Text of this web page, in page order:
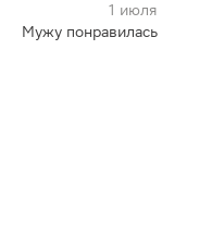
1 июля
Мужу понравилась